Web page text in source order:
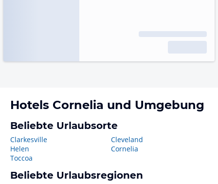
Hotels Cornelia und Umgebung
Beliebte Urlaubsorte
Clarkesville
Helen
Toccoa
Cleveland
Cornelia
Beliebte Urlaubsregionen